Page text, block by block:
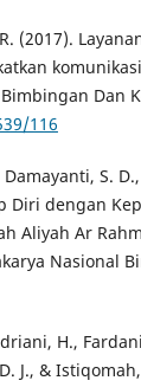
(2017).
Bimbingan Dan
116
S.
Diri dengan
Aliyah Ar
Nasional
H.,
J., &